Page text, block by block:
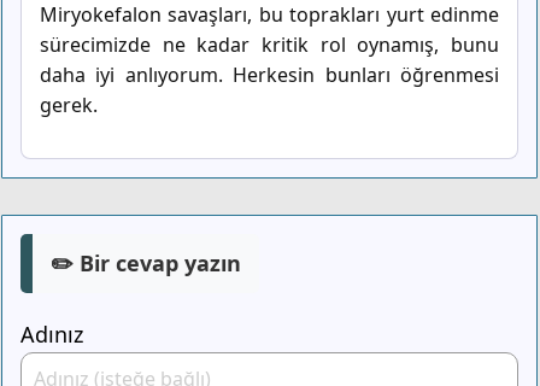
Miryokefalon savaşları, bu toprakları yurt edinme
sürecimizde ne kadar kritik rol oynamış, bunu
daha iyi anlıyorum. Herkesin bunları öğrenmesi
gerek.
✏️ Bir cevap yazın
Adınız